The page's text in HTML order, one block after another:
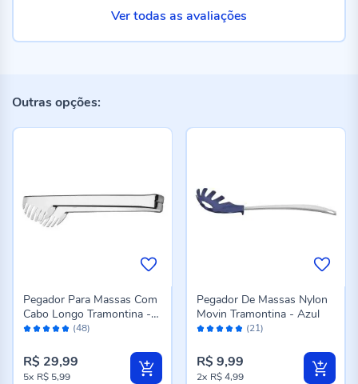
Ver todas as avaliações
Outras opções:
Avaliação: (48)
Pegador Para Massas Com
Cabo Longo Tramontina -
Aço Inox
R$ 29,99
5x R$ 5,99
Avaliação: (21)
Pegador De Massas Nylon
Movin Tramontina - Azul
R$ 9,99
2x R$ 4,99